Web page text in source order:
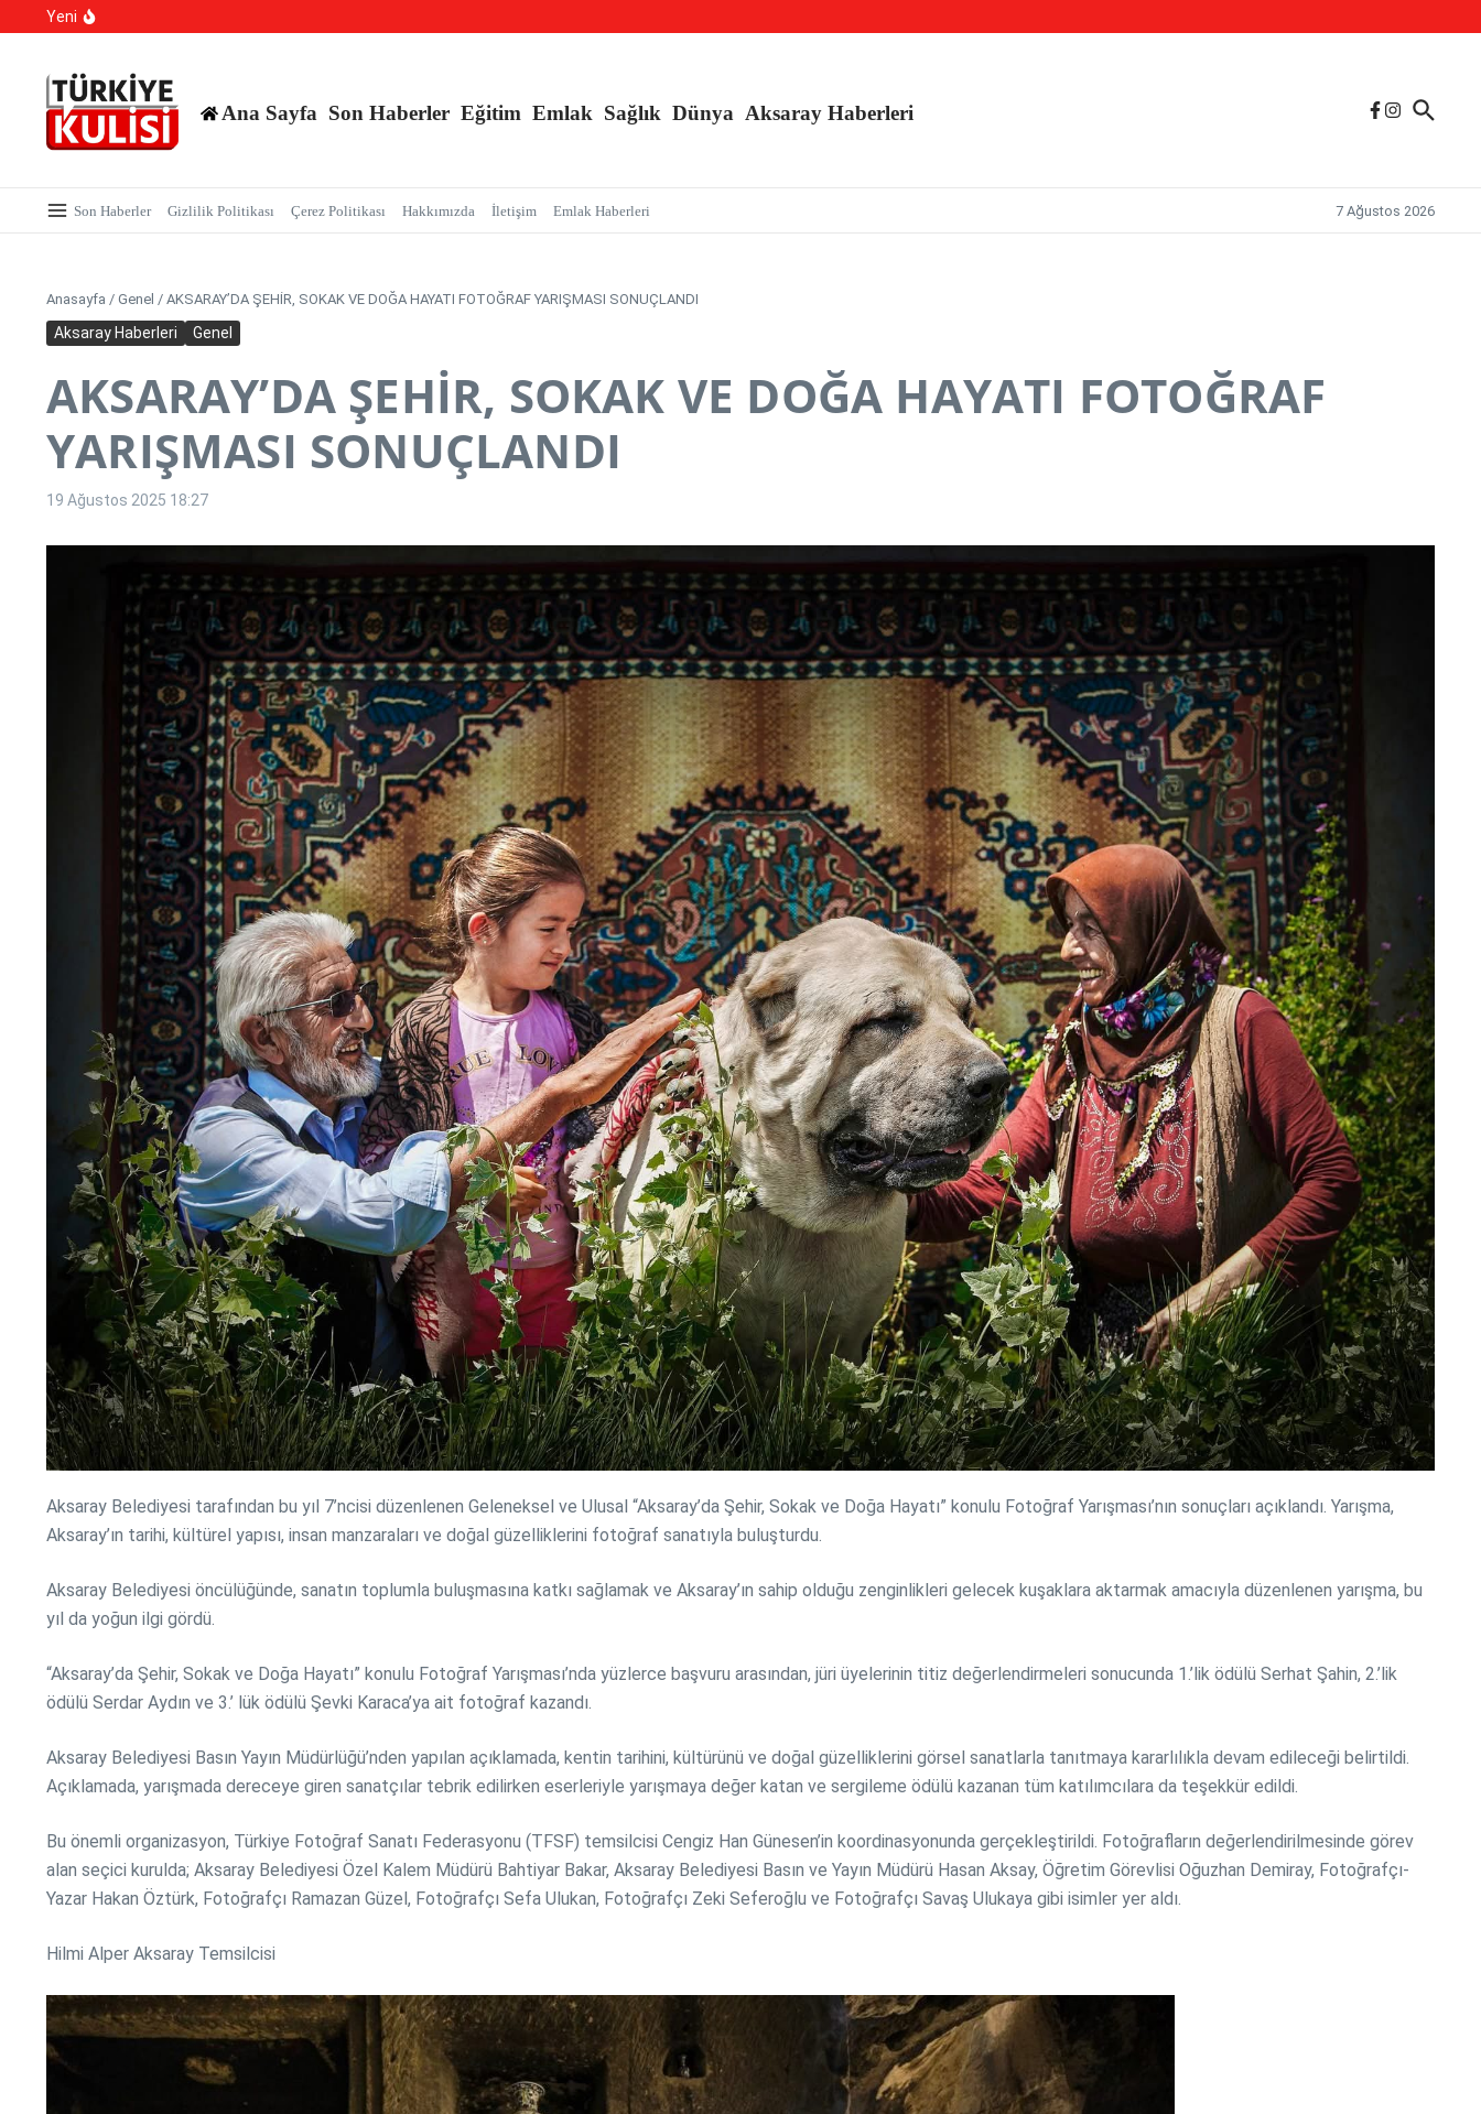
İçeriğe atla
Yeni
700 Bin Liralık Oyunu Dikkatiyle Bozdu: Ekspertiz ‘Sazan Sarmalı’ Tuzağını İfşa Etti
Ana Sayfa Son Haberler Eğitim Emlak Sağlık Dünya Aksaray Haberleri
Son Haberler Gizlilik Politikası Çerez Politikası Hakkımızda İletişim Emlak Haberleri 7 Ağustos 2026
Anasayfa / Genel / AKSARAY’DA ŞEHİR, SOKAK VE DOĞA HAYATI FOTOĞRAF YARIŞMASI SONUÇLANDI
Aksaray Haberleri Genel
AKSARAY’DA ŞEHİR, SOKAK VE DOĞA HAYATI FOTOĞRAF
YARIŞMASI SONUÇLANDI
19 Ağustos 2025 18:27
Aksaray Belediyesi tarafından bu yıl 7’ncisi düzenlenen Geleneksel ve Ulusal “Aksaray’da Şehir, Sokak ve Doğa Hayatı” konulu Fotoğraf Yarışması’nın sonuçları açıklandı. Yarışma,
Aksaray’ın tarihi, kültürel yapısı, insan manzaraları ve doğal güzelliklerini fotoğraf sanatıyla buluşturdu.
Aksaray Belediyesi öncülüğünde, sanatın toplumla buluşmasına katkı sağlamak ve Aksaray’ın sahip olduğu zenginlikleri gelecek kuşaklara aktarmak amacıyla düzenlenen yarışma, bu
yıl da yoğun ilgi gördü.
“Aksaray’da Şehir, Sokak ve Doğa Hayatı” konulu Fotoğraf Yarışması’nda yüzlerce başvuru arasından, jüri üyelerinin titiz değerlendirmeleri sonucunda 1.’lik ödülü Serhat Şahin, 2.’lik
ödülü Serdar Aydın ve 3.’ lük ödülü Şevki Karaca’ya ait fotoğraf kazandı.
Aksaray Belediyesi Basın Yayın Müdürlüğü’nden yapılan açıklamada, kentin tarihini, kültürünü ve doğal güzelliklerini görsel sanatlarla tanıtmaya kararlılıkla devam edileceği belirtildi.
Açıklamada, yarışmada dereceye giren sanatçılar tebrik edilirken eserleriyle yarışmaya değer katan ve sergileme ödülü kazanan tüm katılımcılara da teşekkür edildi.
Bu önemli organizasyon, Türkiye Fotoğraf Sanatı Federasyonu (TFSF) temsilcisi Cengiz Han Günesen’in koordinasyonunda gerçekleştirildi. Fotoğrafların değerlendirilmesinde görev
alan seçici kurulda; Aksaray Belediyesi Özel Kalem Müdürü Bahtiyar Bakar, Aksaray Belediyesi Basın ve Yayın Müdürü Hasan Aksay, Öğretim Görevlisi Oğuzhan Demiray, Fotoğrafçı-
Yazar Hakan Öztürk, Fotoğrafçı Ramazan Güzel, Fotoğrafçı Sefa Ulukan, Fotoğrafçı Zeki Seferoğlu ve Fotoğrafçı Savaş Ulukaya gibi isimler yer aldı.
Hilmi Alper Aksaray Temsilcisi